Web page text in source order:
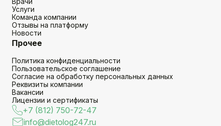
Услуги
Команда компании
Отзывы на платформу
Новости
Прочее
Политика конфиденциальности
Пользовательское соглашение
Согласие на обработку персональных данных
Реквизиты компании
Вакансии
Лицензии и сертификаты
+7 (812) 750-72-47
info@dietolog247.ru